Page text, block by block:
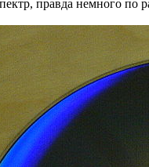
правда немного по